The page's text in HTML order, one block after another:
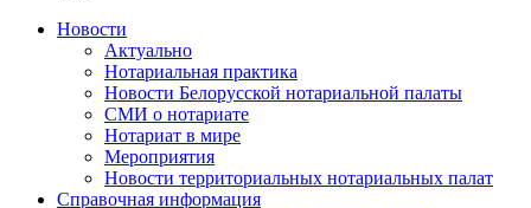
Новости
Актуально
Нотариальная практика
Новости Белорусской нотариальной палаты
СМИ о нотариате
Нотариат в мире
Мероприятия
Новости территориальных нотариальных палат
Справочная информация